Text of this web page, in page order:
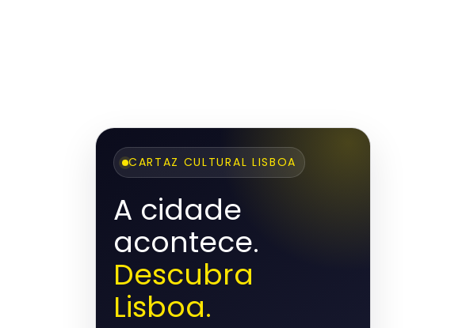
CARTAZ CULTURAL LISBOA
A cidade
acontece.
Descubra
Lisboa.